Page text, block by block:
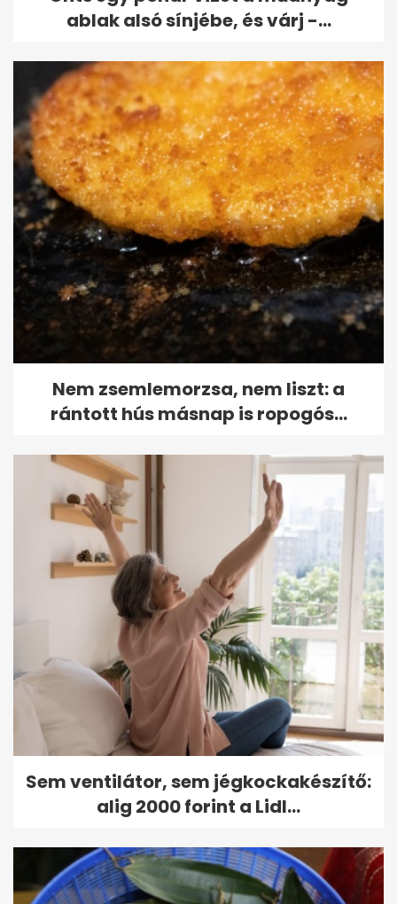
ablak alsó sínjébe, és várj -...
Nem zsemlemorzsa, nem liszt: a
rántott hús másnap is ropogós...
Sem ventilátor, sem jégkockakészítő:
alig 2000 forint a Lidl...